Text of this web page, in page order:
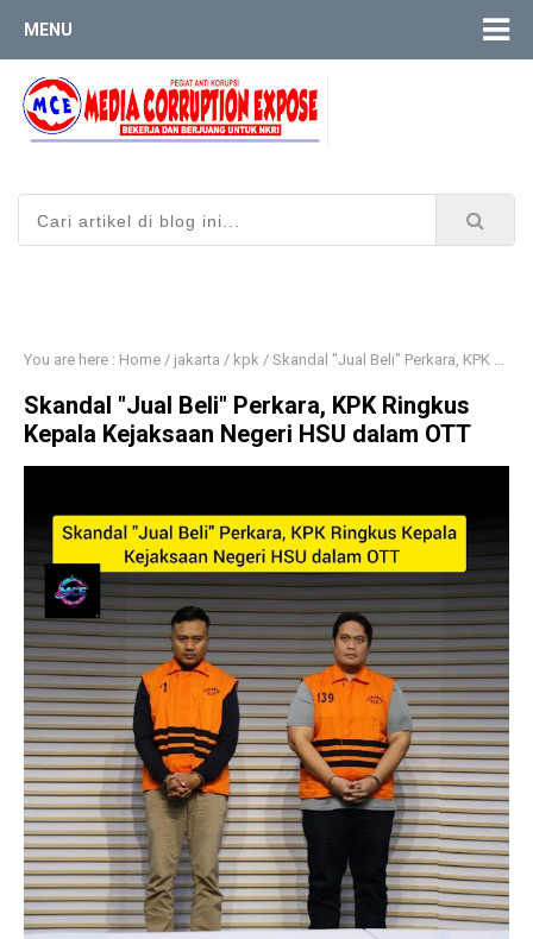
MENU
You are here : Home / jakarta / kpk / ​Skandal "Jual Beli" Perkara, KPK Ringkus Kepala Kejaksaan Negeri HSU dalam OTT
​Skandal "Jual Beli" Perkara, KPK Ringkus
Kepala Kejaksaan Negeri HSU dalam OTT